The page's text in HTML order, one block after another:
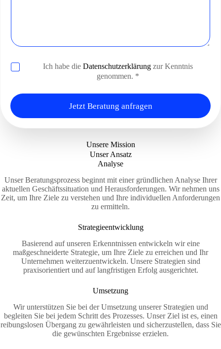
D
n
s
Ich habe die Datenschutzerklärung zur Kenntnis
genommen. *
Jetzt Beratung anfragen
Unsere Mission
Unser Ansatz
Analyse
Unser Beratungsprozess beginnt mit einer gründlichen Analyse Ihrer
aktuellen Geschäftssituation und Herausforderungen. Wir nehmen uns
Zeit, um Ihre Ziele zu verstehen und Ihre individuellen Anforderungen
zu ermitteln.
Strategieentwicklung
Basierend auf unseren Erkenntnissen entwickeln wir eine
maßgeschneiderte Strategie, um Ihre Ziele zu erreichen und Ihr
Unternehmen weiterzuentwickeln. Unsere Strategien sind
praxisorientiert und auf langfristigen Erfolg ausgerichtet.
Umsetzung
Wir unterstützen Sie bei der Umsetzung unserer Strategien und
begleiten Sie bei jedem Schritt des Prozesses. Unser Ziel ist es, einen
reibungslosen Übergang zu gewährleisten und sicherzustellen, dass Sie
die gewünschten Ergebnisse erzielen.